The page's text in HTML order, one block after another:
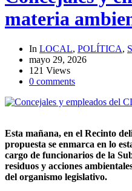
materia
In LOCAL, POLÍTICA,
mayo 29, 2026
121 Views
0 comments
Esta mañana, en el Recinto
propuesta se enmarca en lo
cargo de funcionarios de la
residuos y acciones
del organismo legislativo.